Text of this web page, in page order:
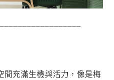
間充滿生機與活力，像是梅